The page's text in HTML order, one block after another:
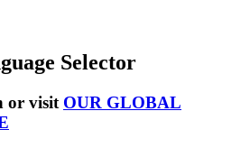
Selector
or visit OUR GLOBAL